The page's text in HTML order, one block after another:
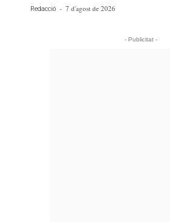
Redacció - 7 d'agost de 2026
- Publicitat -